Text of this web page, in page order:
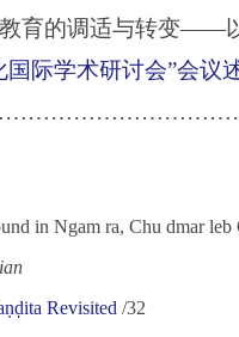
育的调适与转变——
际学术研讨会”会议
in Ngam ra, Chu dmar
Revisited /32